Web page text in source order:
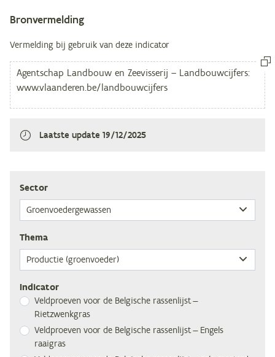
Bronvermelding
Vermelding bij gebruik van deze indicator
Laatste update 19/12/2025
Sec­tor
The­ma
Indicator
Veld­proe­ven voor de Bel­gi­sche ras­sen­lijst —
Rietzwenkgras
Veld­proe­ven voor de Bel­gi­sche ras­sen­lijst — En­gels
raaigras